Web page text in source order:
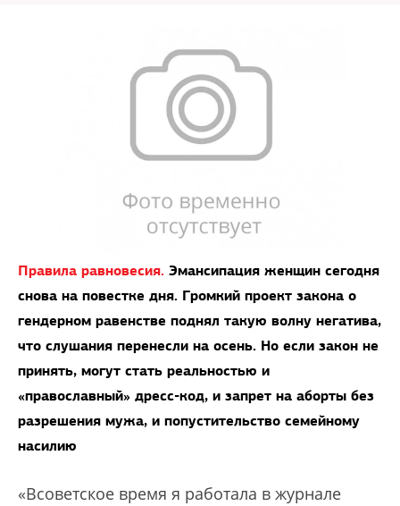
Правила равновесия. Эмансипация женщин сегодня
снова на повестке дня. Громкий проект закона о
гендерном равенстве поднял такую волну негатива,
что слушания перенесли на осень. Но если закон не
принять, могут стать реальностью и
«православный» дресс-код, и запрет на аборты без
разрешения мужа, и попустительство семейному
насилию
«Всоветское время я работала в журнале